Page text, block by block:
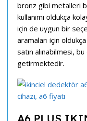
bronz gibi metalleri
kullanımı oldukça
için de uygun bir
aramaları için
satın alınabilmesi,
getirmektedir.